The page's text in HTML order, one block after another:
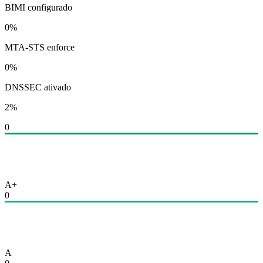
BIMI configurado
0%
MTA-STS enforce
0%
DNSSEC ativado
2%
0
A+
0
A